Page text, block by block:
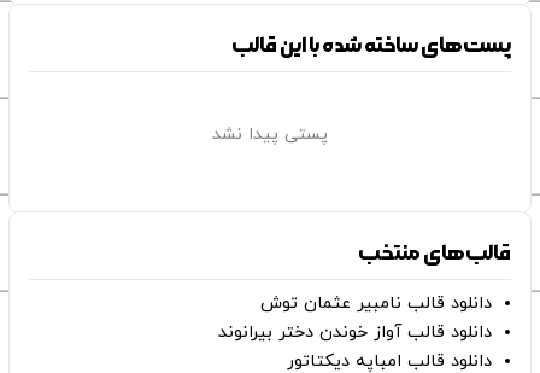
پست‌های ساخته شده با این قالب
پستی پیدا نشد
قالب‌های منتخب
دانلود قالب نامبیر عثمان ‌توش
دانلود قالب آواز خوندن دختر بیرانوند
دانلود قالب امباپه دیکتاتور